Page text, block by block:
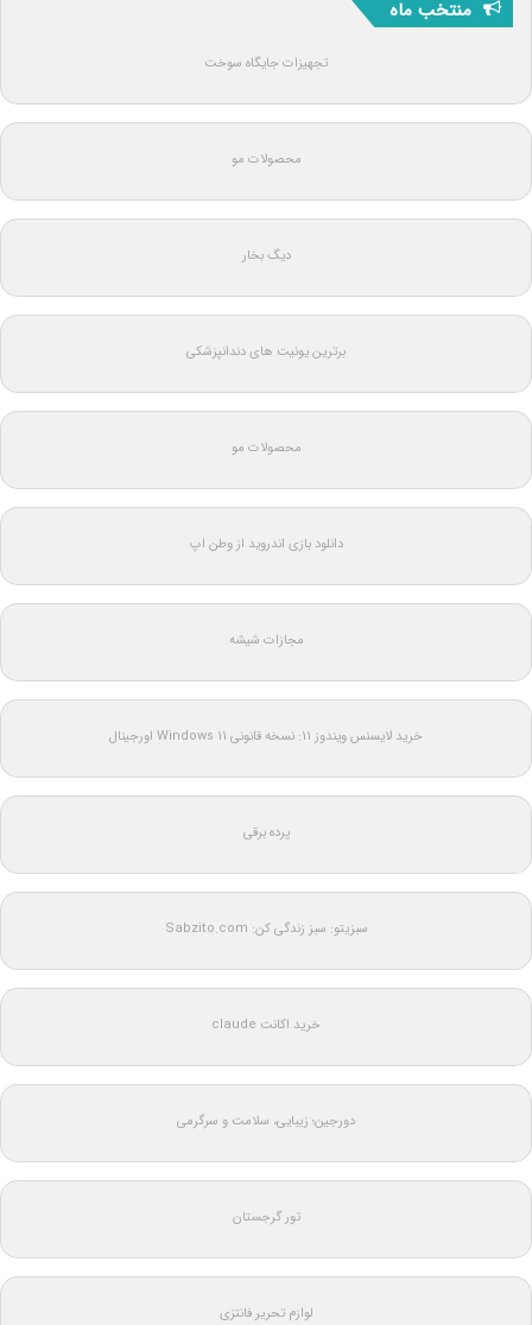
منتخب ماه
تجهیزات جایگاه سوخت
محصولات مو
دیگ بخار
برترین یونیت های دندانپزشکی
محصولات مو
دانلود بازی اندروید از وطن اپ
مجازات شیشه
خرید لایسنس ویندوز 11: نسخه قانونی Windows 11 اورجینال
پرده برقی
سبزیتو: سبز زندگی کن: Sabzito.com
خرید اکانت claude
دورجین؛ زیبایی، سلامت و سرگرمی
تور گرجستان
لوازم تحریر فانتزی